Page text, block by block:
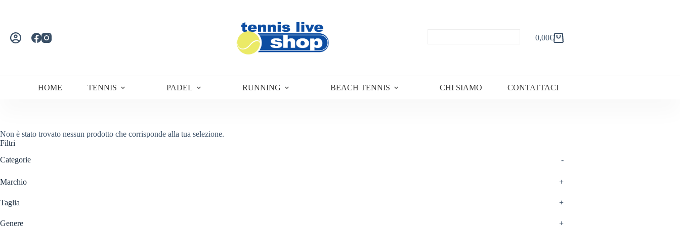
Carrello
0,00€
HOME TENNIS PADEL RUNNING BEACH TENNIS CHI SIAMO CONTATTACI
Non è stato trovato nessun prodotto che corrisponde alla tua selezione.
Filtri
Categorie
-
Marchio +
Taglia +
Genere +